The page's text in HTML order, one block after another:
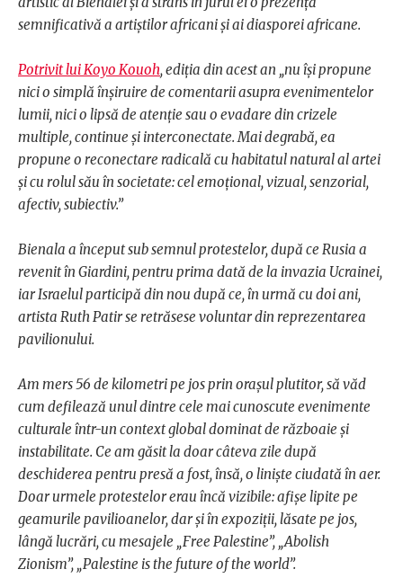
semnificativă a artiștilor africani și ai diasporei africane.
Potrivit lui Koyo Kouoh, ediția din acest an „nu își propune
nici o simplă înșiruire de comentarii asupra evenimentelor
lumii, nici o lipsă de atenție sau o evadare din crizele
multiple, continue și interconectate. Mai degrabă, ea
propune o reconectare radicală cu habitatul natural al artei
și cu rolul său în societate: cel emoțional, vizual, senzorial,
afectiv, subiectiv.”
Bienala a început sub semnul protestelor, după ce Rusia a
revenit în Giardini, pentru prima dată de la invazia Ucrainei,
iar Israelul participă din nou după ce, în urmă cu doi ani,
artista Ruth Patir se retrăsese voluntar din reprezentarea
pavilionului.
Am mers 56 de kilometri pe jos prin orașul plutitor, să văd
cum defilează unul dintre cele mai cunoscute evenimente
culturale într-un context global dominat de războaie și
instabilitate. Ce am găsit la doar câteva zile după
deschiderea pentru presă a fost, însă, o liniște ciudată în aer.
Doar urmele protestelor erau încă vizibile: afișe lipite pe
geamurile pavilioanelor, dar și în expoziții, lăsate pe jos,
lângă lucrări, cu mesajele „Free Palestine”, „Abolish
Zionism”, „Palestine is the future of the world”.